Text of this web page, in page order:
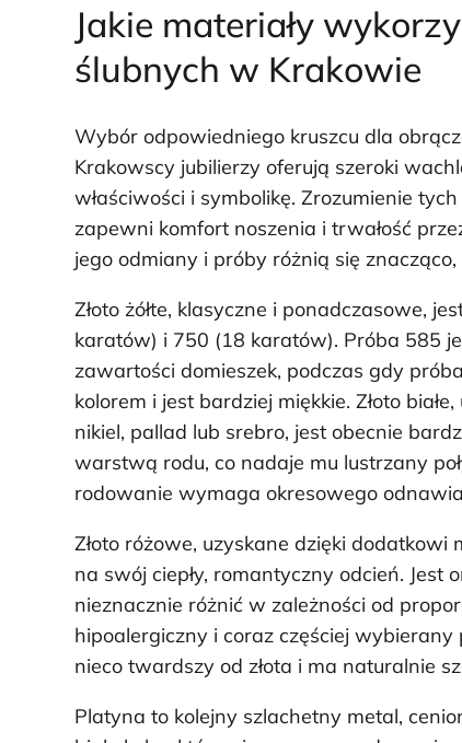
Jakie materiały
ślubnych w Krakowie
Wybór odpowiedniego kruszcu dla
Krakowscy jubilierzy oferują szeroki
właściwości i symbolikę. Zrozumienie
zapewni komfort noszenia i trwałość
jego odmiany i próby różnią się
Złoto żółte, klasyczne i ponadczasowe,
karatów) i 750 (18 karatów). Próba 585
zawartości domieszek, podczas gdy
kolorem i jest bardziej miękkie. Złoto
nikiel, pallad lub srebro, jest obecnie
warstwą rodu, co nadaje mu lustrzany
rodowanie wymaga okresowego
Złoto różowe, uzyskane dzięki
na swój ciepły, romantyczny odcień. Jest
nieznacznie różnić w zależności od
hipoalergiczny i coraz częściej
nieco twardszy od złota i ma naturalnie
Platyna to kolejny szlachetny metal,